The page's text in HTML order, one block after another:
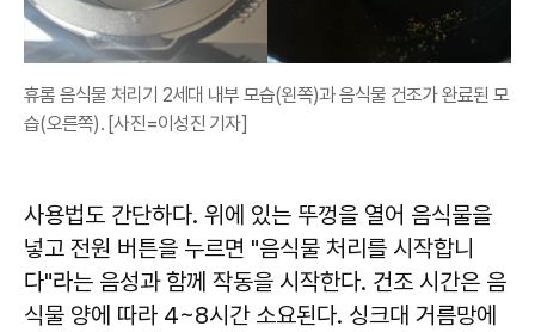
휴롬 음식물 처리기 2세대 내부 모습(왼쪽)과 음식물 건조가 완료된 모
습(오른쪽). [사진=이성진 기자]
사용법도 간단하다. 위에 있는 뚜껑을 열어 음식물을
넣고 전원 버튼을 누르면 "음식물 처리를 시작합니
다"라는 음성과 함께 작동을 시작한다. 건조 시간은 음
식물 양에 따라 4~8시간 소요된다. 싱크대 거름망에